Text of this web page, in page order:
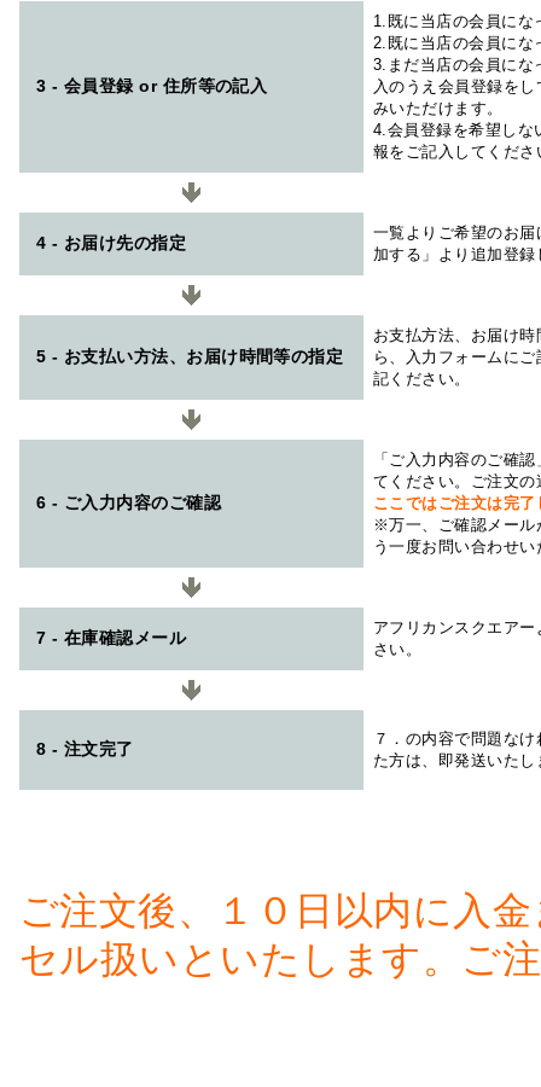
3 - 会員登録 or 住所等の記入
1.既に当店の会員にな
2.既に当店の会員にな
3.まだ当店の会員にな
入のうえ会員登録を
みいただけます。
4.会員登録を希望しな
報をご記入してくださ
4 - お届け先の指定
一覧よりご希望のお
加する」より追加登
5 - お支払い方法、お届け時間等の指定
お支払方法、お届け
ら、入力フォームに
記ください。
6 - ご入力内容のご確認
「ご入力内容のご確
てください。ご注文
ここではご注文は完
※万一、ご確認メール
う一度お問い合わせ
7 - 在庫確認メール
アフリカンスクエアー
さい。
8 - 注文完了
７．の内容で問題な
た方は、即発送いたし
ご注文後、１０日以内に入
セル扱いといたします。ご